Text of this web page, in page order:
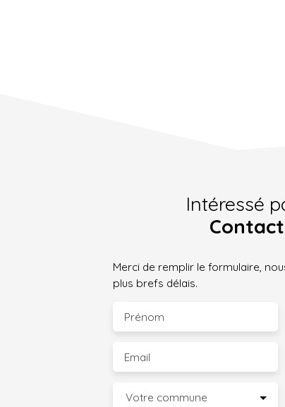
Intéressé
Merci de remplir le formulaire,
plus brefs délais.
Prénom
Email
Votre commune